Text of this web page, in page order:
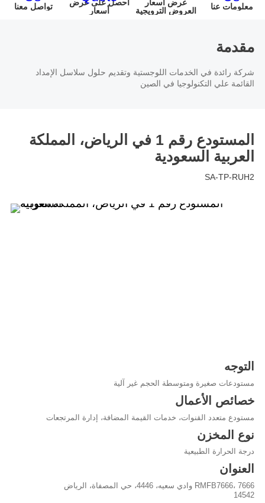
البرمجيات
الأجهزة
الشريك
الولايات المتحدة
الأمريكية
ألمانيا
the Netherlands
المملكة المتحدة فرنسا
أستراليا فيتنام
ماليزيا
South Korea هونغ كونغ(الصين)
معلومات عنا
مركز الفيديو
العروض الترويجية
معلومات عنا
المعايير البيئية و الاجتماعية والحوكمة
تواصل معنا
احصل على عرض
أسعار
عرض أسعار
العروض الترويجية
معلومات عنا
مقدمة
شركة رائدة في الخدمات اللوجستية وتقديم حلول سلاسل الإمداد
القائمة علي التكنولوجيا في الصين
المستودع رقم 1 في الرياض، المملكة
العربية السعودية
SA-TP-RUH2
التوجه
مستودعات صغيرة ومتوسطة الحجم غير آلية
خصائص الأعمال
مستودع متعدد القنوات، خدمات القيمة المضافة، إدارة المرتجعات
نوع المخزن
درجة الحرارة الطبيعية
العنوان
RMFB7666، 7666 وادي سعيه، 4446، حي المصفاة، الرياض
14542